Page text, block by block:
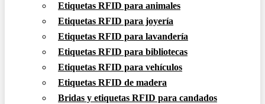
Etiquetas RFID para animales
Etiquetas RFID para joyería
Etiquetas RFID para lavandería
Etiquetas RFID para bibliotecas
Etiquetas RFID para vehículos
Etiquetas RFID de madera
Bridas y etiquetas RFID para candados